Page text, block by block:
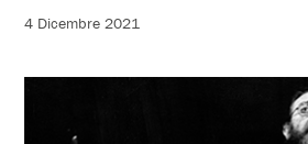
4 Dicembre 2021